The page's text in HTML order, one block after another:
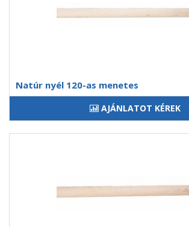
Natúr nyél 120-as menetes
AJÁNLATOT KÉREK